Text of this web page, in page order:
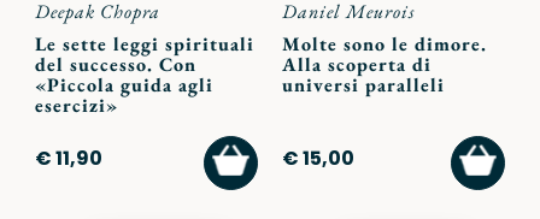
Deepak Chopra
Le sette leggi spirituali
del successo. Con
«Piccola guida agli
esercizi»
€ 11,90
AGGIUNGI
AL
CARRELLO
Daniel Meurois
Molte sono le dimore.
Alla scoperta di
universi paralleli
€ 15,00
AL